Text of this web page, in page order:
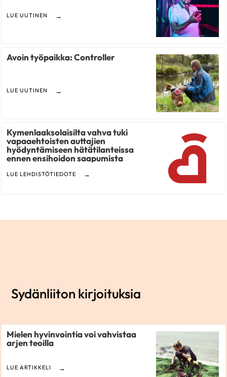
LUE UUTINEN
Avoin työpaikka: Controller
LUE UUTINEN
Kymenlaaksolaisilta vahva tuki
vapaaehtoisten auttajien
hyödyntämiseen hätätilanteissa
ennen ensihoidon saapumista
LUE LEHDISTÖTIEDOTE
Sydänliiton kirjoituksia
Mielen hyvinvointia voi vahvistaa
arjen teoilla
LUE ARTIKKELI